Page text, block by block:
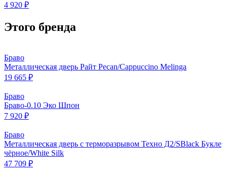
4 920 ₽
Этого бренда
Браво
Металлическая дверь Райт Pecan/Cappuccino Melinga
19 665 ₽
Браво
Браво-0.10 Эко Шпон
7 920 ₽
Браво
Металлическая дверь с терморазрывом Техно Д2/SBlack Букле
чёрное/White Silk
47 709 ₽